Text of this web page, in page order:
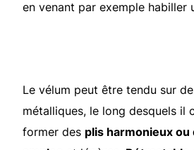
en venant par exemple habiller
Le vélum peut être tendu sur
métalliques, le long desquels il
former des plis harmonieux ou